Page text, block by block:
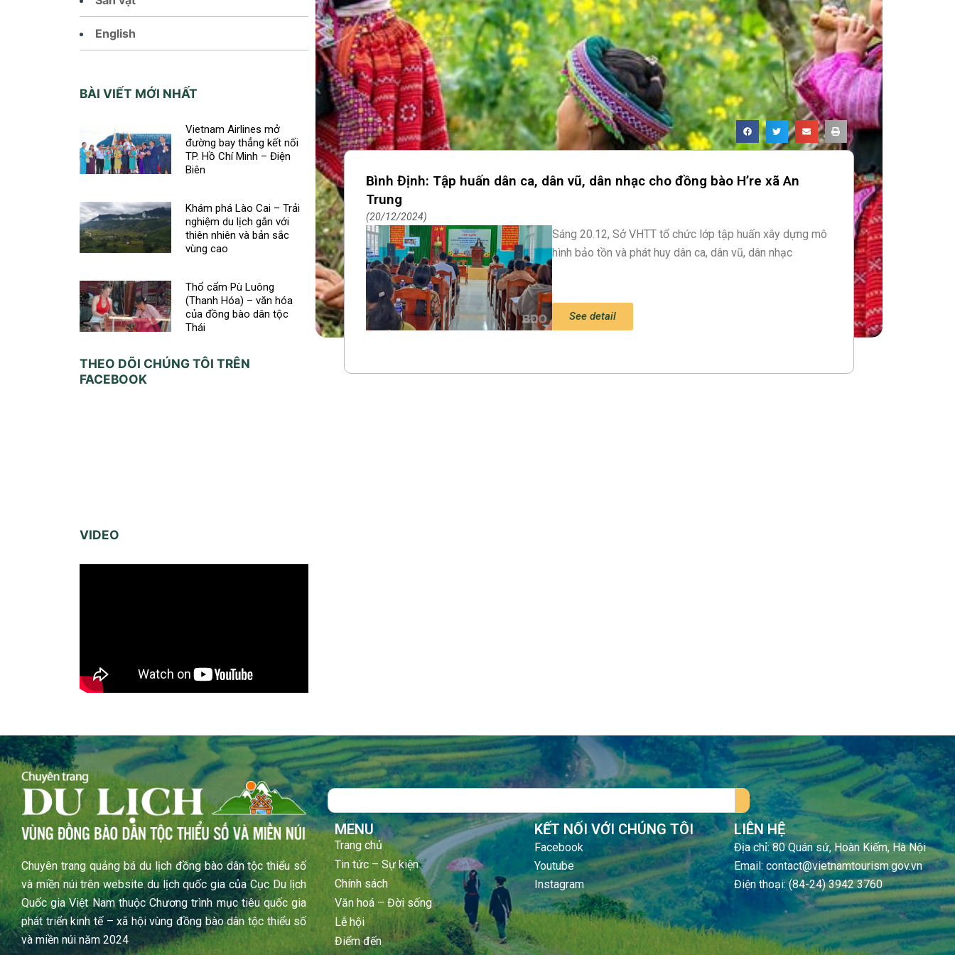
English
BÀI VIẾT MỚI NHẤT
Vietnam Airlines mở
đường bay thẳng kết nối
TP. Hồ Chí Minh – Điện
Biên
Khám phá Lào Cai – Trải
nghiệm du lịch gắn với
thiên nhiên và bản sắc
vùng cao
Thổ cẩm Pù Luông
(Thanh Hóa) – văn hóa
của đồng bào dân tộc
Thái
THEO DÕI CHÚNG TÔI TRÊN
FACEBOOK
VIDEO
Bình Định: Tập huấn dân ca, dân vũ, dân nhạc cho đồng bào H’re xã An
Trung
20/12/2024
Sáng 20.12, Sở VHTT tổ chức lớp tập huấn xây dựng mô
hình bảo tồn và phát huy dân ca, dân vũ, dân nhạc
See detail
Chuyên trang quảng bá du lịch đồng bào dân tộc thiểu số
và miền núi trên website du lịch quốc gia của Cục Du lịch
Quốc gia Việt Nam thuộc Chương trình mục tiêu quốc gia
phát triển kinh tế – xã hội vùng đồng bào dân tộc thiểu số
và miền núi năm 2024
Search
MENU
Trang chủ
Tin tức – Sự kiện
Chính sách
Văn hoá – Đời sống
Lễ hội
Điểm đến
KẾT NỐI VỚI CHÚNG TÔI
Facebook
Youtube
Instagram
LIÊN HỆ
Địa chỉ: 80 Quán sứ, Hoàn Kiếm, Hà Nội
Email: contact@vietnamtourism.gov.vn
Điện thoại: (84-24) 3942 3760